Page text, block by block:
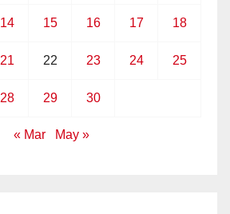
14 15 16 17 18
21 22 23 24 25
28 29 30
« Mar May »